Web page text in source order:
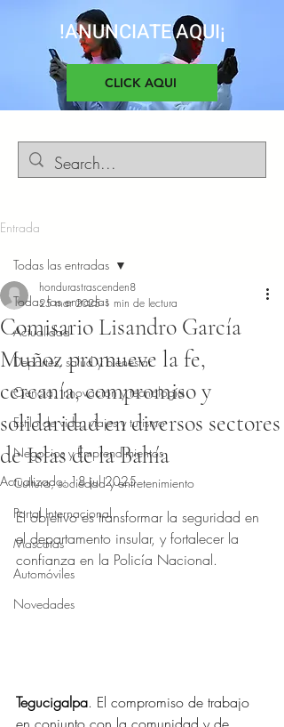
!ANUNCIATE AQUI¡
CLICK AQUI
Entrada
Todas las entradas
Actualidad
Deportes, salud y bienestar
Ciencia, Innovacion y tecnología
Estilo de vida, viajes y turismo
Negocios y Emprendimientos
Cultura, sociedad y entretenimiento
Portal Internacional
Mascotas
Automóviles
Novedades
Todas las entradas
Comisario Lisandro García
Muñoz promueve la fe,
cercanía, compromiso y
solidaridad en diversos sectores
de Islas de la Bahía
hondurastrascenden8
25 mar 2025 1 min de lectura
Actualizado:18 jul 2025
Obtuvo NaN de 5 estrellas.
El objetivo es transformar la seguridad en
el departamento insular, y fortalecer la
confianza en la Policía Nacional.
Tegucigalpa. El compromiso de trabajo